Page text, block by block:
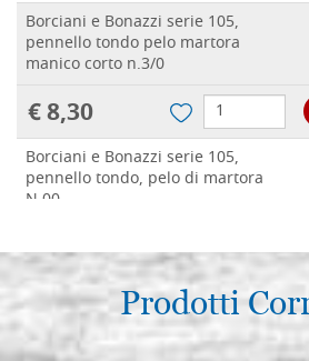
Borciani e Bonazzi serie 105,
pennello tondo pelo martora
manico corto n.3/0
€ 8,30
Borciani e Bonazzi serie 105,
pennello tondo, pelo di martora
N.00
€ 9,00
Borciani e Bonazzi serie 105,
pennello tondo, pelo di martora
N.0
Prodotti